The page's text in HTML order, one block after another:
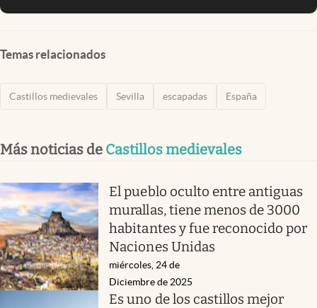
Temas relacionados
Castillos medievales Sevilla escapadas España
Más noticias de Castillos medievales
El pueblo oculto entre antiguas
murallas, tiene menos de 3000
habitantes y fue reconocido por
Naciones Unidas
miércoles, 24 de
Diciembre de 2025
Es uno de los castillos mejor